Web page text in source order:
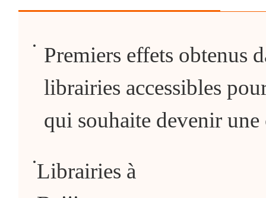
Premiers effets obtenus
librairies accessibles
qui souhaite devenir
Librairies à